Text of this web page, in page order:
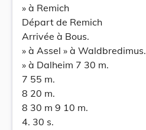
» à Remich
Départ de Remich
Arrivée à Bous.
» à Assel » à Waldbredimus.
» à Dalheim 7 30 m.
7 55 m.
8 20 m.
8 30 m 9 10 m.
4. 30 s.